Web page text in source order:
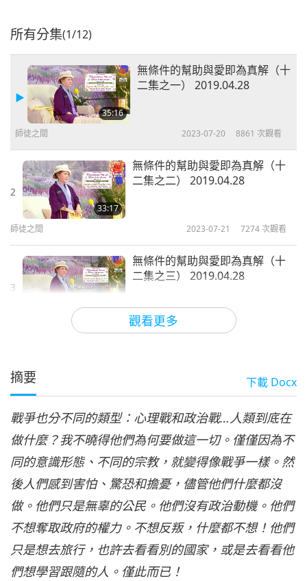
觀看更多
所有分集(1/12)
35:16
無條件的幫助與愛即為真解（十
二集之一） 2019.04.28
師徒之間 2023-07-20 8861 次觀看
2
33:17
無條件的幫助與愛即為真解（十
二集之二） 2019.04.28
師徒之間 2023-07-21 7274次觀看
3
無條件的幫助與愛即為真解（十
二集之三） 2019.04.28
4
32:25
師徒之間 2023-07-23 6882次觀看
5
二集之五） 2019.04.28
師徒之間 2023-07-24 6065 次觀看
6
無條件的幫助與愛即為真解（十
摘要 下載 Docx
戰爭也分不同的類型：心理戰和政治戰…人類到底在
做什麼？我不曉得他們為何要做這一切。僅僅因為不
同的意識形態、不同的宗教，就變得像戰爭一樣。然
後人們感到害怕、驚恐和擔憂，儘管他們什麼都沒
做。他們只是無辜的公民。他們沒有政治動機。他們
不想奪取政府的權力。不想反叛，什麼都不想！他們
只是想去旅行，也許去看看別的國家，或是去看看他
們想學習跟隨的人。僅此而已！